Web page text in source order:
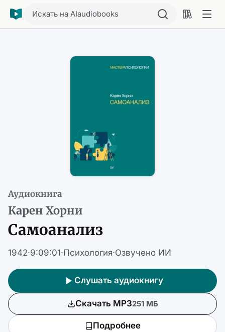
Искать на AIaudiobooks
Аудиокнига
Карен Хорни
Самоанализ
1942·9:09:01·Психология·Озвучено ИИ
Слушать аудиокнигу
Скачать MP3251 МБ
Подробнее